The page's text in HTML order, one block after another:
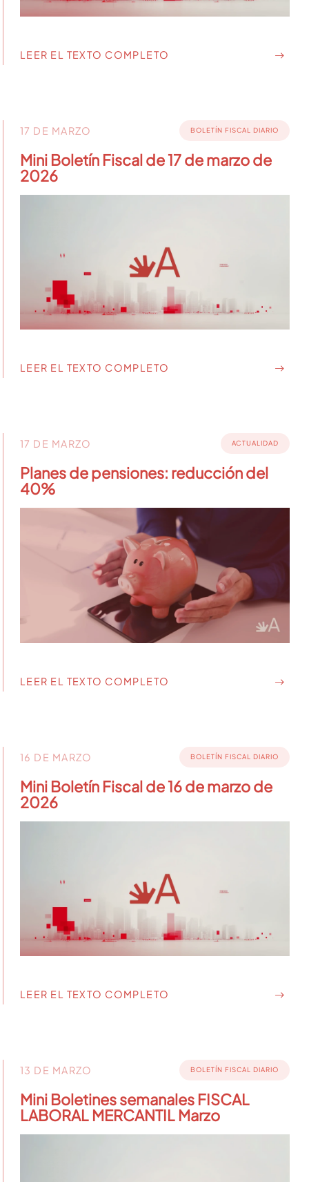
LEER EL TEXTO COMPLETO
17 DE MARZO BOLETÍN FISCAL DIARIO
Mini Boletín Fiscal de 17 de marzo de
2026
LEER EL TEXTO COMPLETO
17 DE MARZO ACTUALIDAD
Planes de pensiones: reducción del
40%
LEER EL TEXTO COMPLETO
16 DE MARZO BOLETÍN FISCAL DIARIO
Mini Boletín Fiscal de 16 de marzo de
2026
LEER EL TEXTO COMPLETO
13 DE MARZO BOLETÍN FISCAL DIARIO
Mini Boletines semanales FISCAL
LABORAL MERCANTIL Marzo